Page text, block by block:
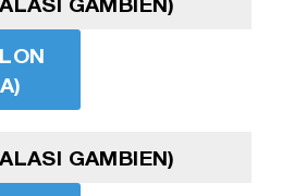
GAMBIEN)